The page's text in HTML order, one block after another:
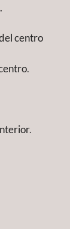
centro
.
.